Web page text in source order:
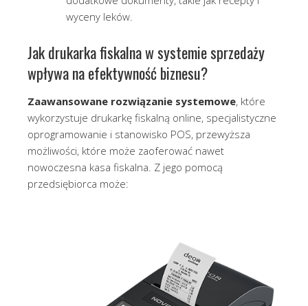
wyceny leków.
Jak drukarka fiskalna w systemie sprzedaży
wpływa na efektywność biznesu?
Zaawansowane rozwiązanie systemowe, które
wykorzystuje drukarkę fiskalną online, specjalistyczne
oprogramowanie i stanowisko POS, przewyższa
możliwości, które może zaoferować nawet
nowoczesna kasa fiskalna. Z jego pomocą
przedsiębiorca może: